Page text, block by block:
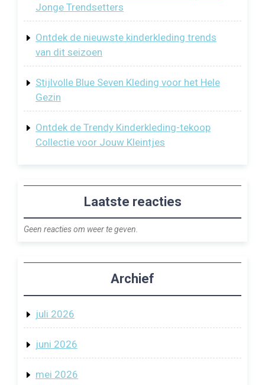
Jonge Trendsetters
Ontdek de nieuwste kinderkleding trends
van dit seizoen
Stijlvolle Blue Seven Kleding voor het Hele
Gezin
Ontdek de Trendy Kinderkleding-tekoop
Collectie voor Jouw Kleintjes
Laatste reacties
Geen reacties om weer te geven.
Archief
juli 2026
juni 2026
mei 2026